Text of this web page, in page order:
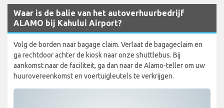
Waar is de balie van het autoverhuurbedrijf
ALAMO bij Kahului Airport?
Volg de borden naar bagage claim. Verlaat de bagageclaim en
ga rechtdoor achter de kiosk naar onze shuttlebus. Bij
aankomst naar de faciliteit, ga dan naar de Alamo-teller om uw
huurovereenkomst en voertuigleutels te verkrijgen.